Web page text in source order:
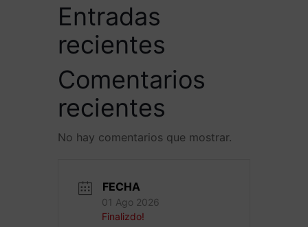
Entradas
recientes
Comentarios
recientes
No hay comentarios que mostrar.
FECHA
01 Ago 2026
Finalizdo!